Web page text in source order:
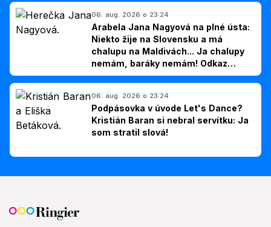
06. aug. 2026 o 23:24
Arabela Jana Nagyová na plné ústa:
Niekto žije na Slovensku a má
chalupu na Maldivách... Ja chalupy
nemám, baráky nemám! Odkaz
Slovákom
06. aug. 2026 o 23:24
Podpásovka v úvode Let's Dance?
Kristián Baran si nebral servítku: Ja
som stratil slová!